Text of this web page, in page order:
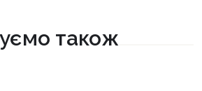
також